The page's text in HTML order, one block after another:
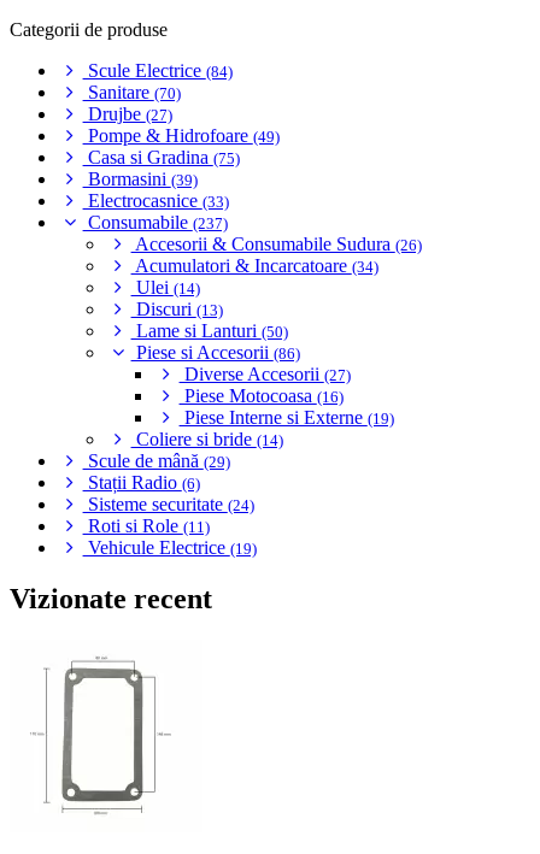
Categorii de produse
Scule Electrice (84)
Sanitare (70)
Drujbe (27)
Pompe & Hidrofoare (49)
Casa si Gradina (75)
Bormasini (39)
Electrocasnice (33)
Consumabile (237)
Accesorii & Consumabile Sudura (26)
Acumulatori & Incarcatoare (34)
Ulei (14)
Discuri (13)
Lame si Lanturi (50)
Piese si Accesorii (86)
Diverse Accesorii (27)
Piese Motocoasa (16)
Piese Interne si Externe (19)
Coliere si bride (14)
Scule de mână (29)
Stații Radio (6)
Sisteme securitate (24)
Roti si Role (11)
Vehicule Electrice (19)
Vizionate recent